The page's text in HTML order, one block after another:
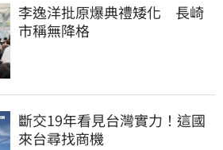
李逸洋批原爆典禮矮化　長崎
市稱無降格
斷交19年看見台灣實力！這國
來台尋找商機